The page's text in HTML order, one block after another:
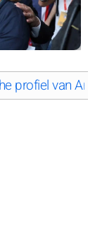
profiel van